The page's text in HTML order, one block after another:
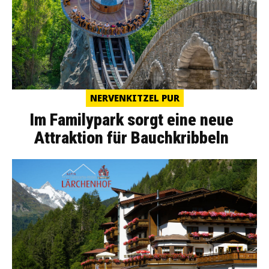
NERVENKITZEL PUR
Im Familypark sorgt eine neue
Attraktion für Bauchkribbeln